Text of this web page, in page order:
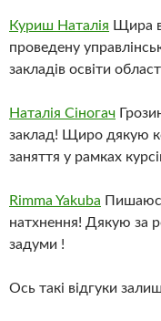
Куриш Наталія Щира
проведену
закладів освіти
Наталія Сіногач
заклад! Щиро дякую
заняття у рамках
Rimma Yakuba
натхнення! Дякую за
задуми !
Ось такі відгуки